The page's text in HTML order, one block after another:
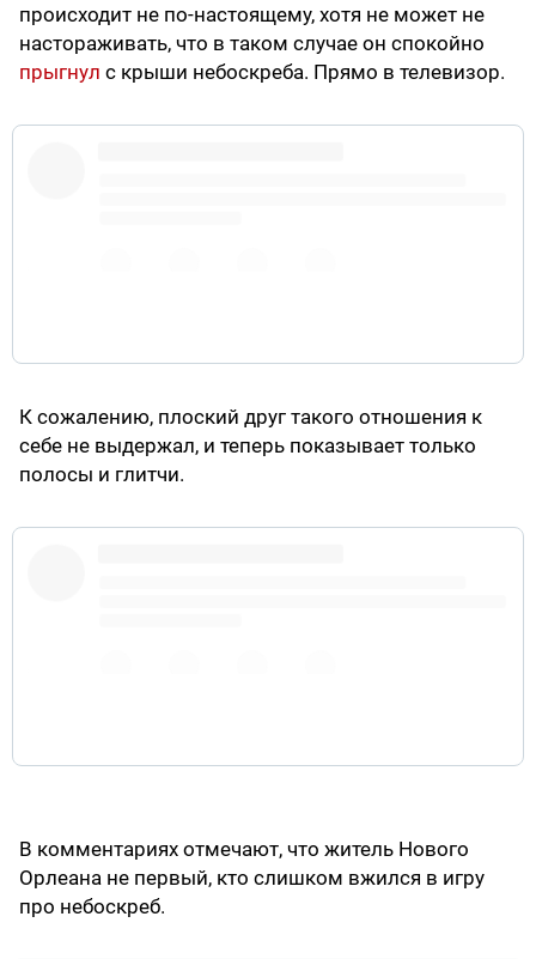
происходит не по-настоящему, хотя не может не
настораживать, что в таком случае он спокойно
прыгнул с крыши небоскреба. Прямо в телевизор.
К сожалению, плоский друг такого отношения к
себе не выдержал, и теперь показывает только
полосы и глитчи.
В комментариях отмечают, что житель Нового
Орлеана не первый, кто слишком вжился в игру
про небоскреб.